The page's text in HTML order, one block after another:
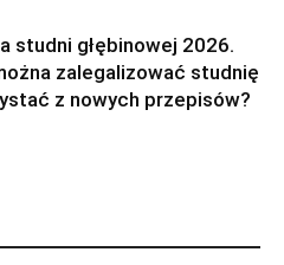
studni głębinowej 2026.
zalegalizować studnię
z nowych przepisów?